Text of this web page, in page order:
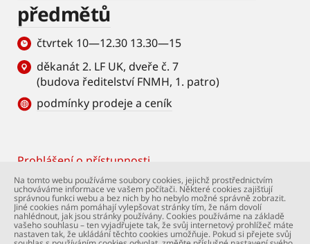
předmětů
čtvrtek 10—12.30 13.30—15
děkanát 2. LF UK, dveře č. 7
(budova ředitelství FNMH, 1. patro)
podmínky prodeje a ceník
Footer
Prohlášení o přístupnosti
© Univerzita Karlova – 2. lékařská fakulta. Všechna
práva vyhrazena. Foto: 2. LF a Shutterstock.com.
Podpora webu:webmaster@lfmotol.cuni.cz
Na tomto webu používáme soubory cookies, jejichž prostřednictvím
uchováváme informace ve vašem počítači. Některé cookies zajišťují
správnou funkci webu a bez nich by ho nebylo možné správně zobrazit.
Jiné cookies nám pomáhají vylepšovat stránky tím, že nám dovolí
nahlédnout, jak jsou stránky používány. Cookies používáme na základě
vašeho souhlasu – ten vyjadřujete tak, že svůj internetový prohlížeč máte
nastaven tak, že ukládání těchto cookies umožňuje. Pokud si přejete svůj